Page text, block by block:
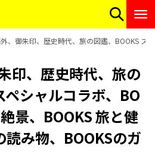
、御朱印、歴史時代、旅の図鑑、BOOKS ス
印、歴史時代、旅の
ペシャルコラボ、BO
景、BOOKS 旅と健
読み物、BOOKSのガ